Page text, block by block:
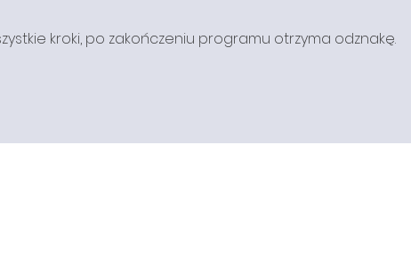
kroki, po zakończeniu programu otrzyma odznakę.